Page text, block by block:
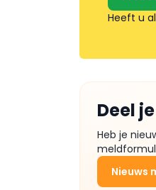
Heeft u
Deel
Heb je
Nieuws